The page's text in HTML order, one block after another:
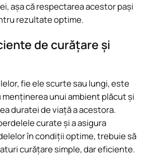
așa că respectarea acestor pași
rezultate optime.
de curățare și
fie ele scurte sau lungi, este
unui ambient plăcut și
duratei de viață a acestora.
curate și a asigura
în condiții optime, trebuie să
curățare simple, dar eficiente.